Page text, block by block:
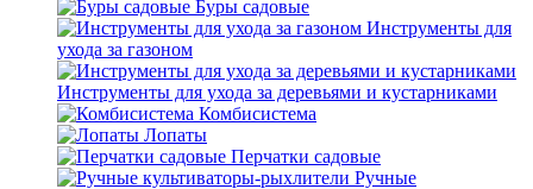
Буры садовые
Инструменты для
ухода за газоном
Инструменты для ухода за деревьями и кустарниками
Комбисистема
Лопаты
Перчатки садовые
Ручные